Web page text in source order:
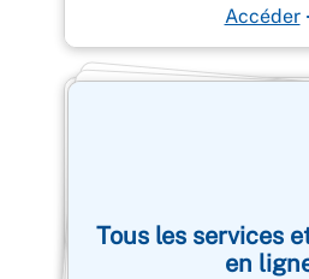
Accéder
Tous les services
en